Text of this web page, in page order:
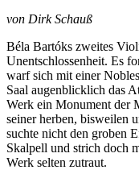
von Dirk Schauß
Béla Bartóks zweites
Unentschlossenheit. Es
warf sich mit einer
Saal augenblicklich das
Werk ein Monument der
seiner herben, bisweilen
suchte nicht den groben
Skalpell und strich doch
Werk selten zutraut.